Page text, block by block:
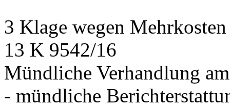
3 Klage wegen
13 K 9542/16
Mündliche Verhandlung
- mündliche